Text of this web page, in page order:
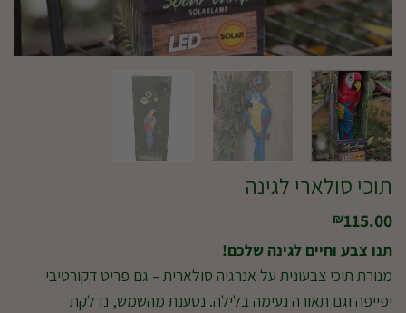
תוכי סולארי לגינה
₪115.00
תנו צבע וחיים לגינה שלכם!
מנורת תוכי צבעונית על אנרגיה סולארית – גם פריט דקורטיבי
יפייפה וגם תאורה נעימה בלילה. נטענת מהשמש, נדלקת